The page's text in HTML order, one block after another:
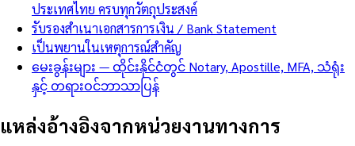
ประเทศไทย ครบทุกวัตถุประสงค์
รับรองสำเนาเอกสารการเงิน / Bank Statement
เป็นพยานในเหตุการณ์สำคัญ
မေးခွန်းများ — ထိုင်းနိုင်ငံတွင် Notary, Apostille, MFA, သံရုံး
နှင့် တရားဝင်ဘာသာပြန်
แหล่งอ้างอิงจากหน่วยงานทางการ